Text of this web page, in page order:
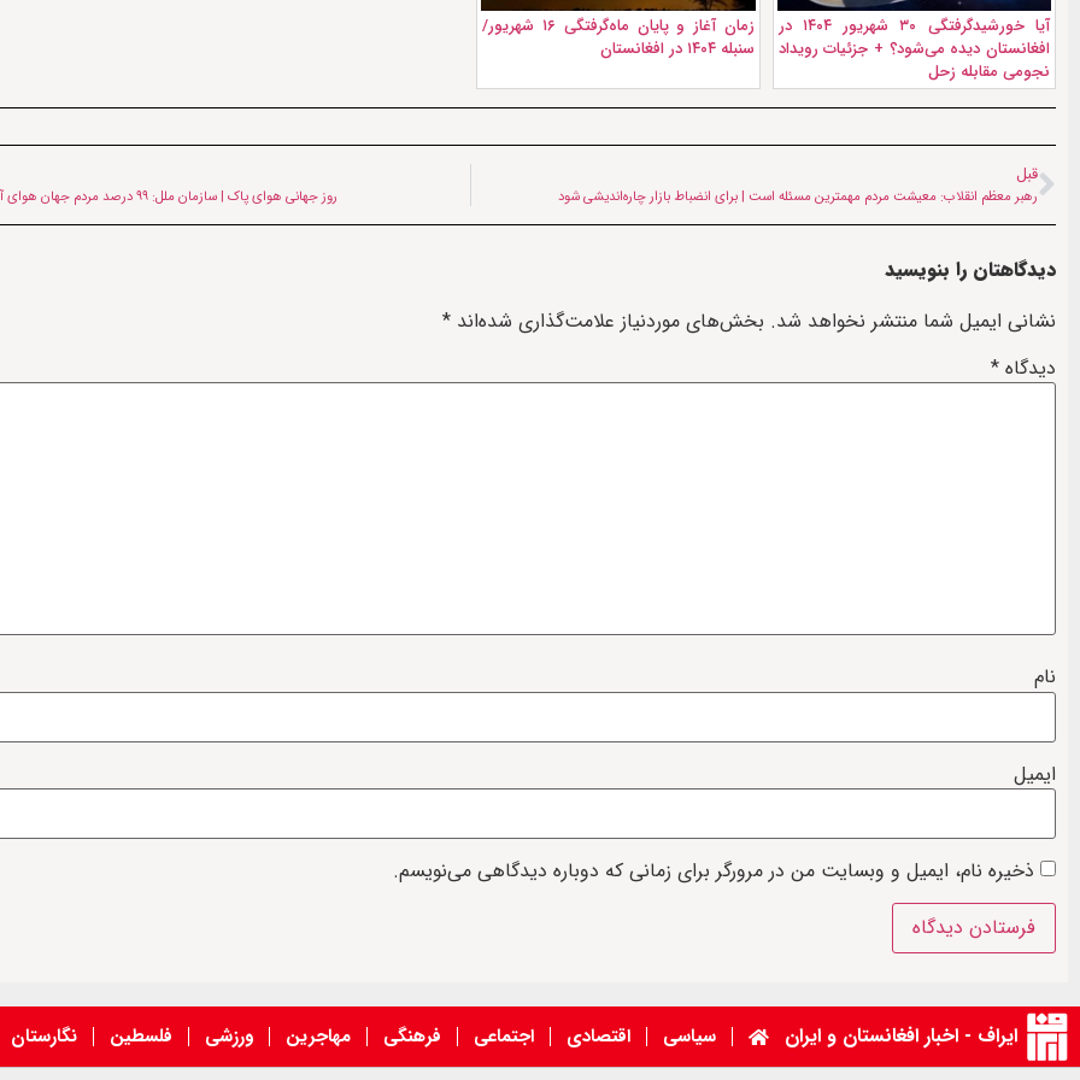
آیا خورشیدگرفتگی ۳۰ شهریور ۱۴۰۴ در
افغانستان دیده می‌شود؟ + جزئیات رویداد
نجومی مقابله زحل
زمان آغاز و پایان ماه‌گرفتگی ۱۶ شهریور/
سنبله ۱۴۰۴ در افغانستان
قبل
رهبر معظم انقلاب: معیشت مردم مهمترین مسئله است | برای انضباط بازار چاره‌اندیشی شود روز جهانی هوای پاک | سازمان ملل: ۹۹ درصد مردم جهان هوای آلوده تنفس می‌کنند
دیدگاهتان را بنویسید
نشانی ایمیل شما منتشر نخواهد شد. بخش‌های موردنیاز علامت‌گذاری شده‌اند *
دیدگاه *
نام
ایمیل
ذخیره نام، ایمیل و وبسایت من در مرورگر برای زمانی که دوباره دیدگاهی می‌نویسم.
ایراف - اخبار افغانستان و ایران سیاسی اقتصادی اجتماعی فرهنگی مهاجرین ورزشی فلسطین نگارستان